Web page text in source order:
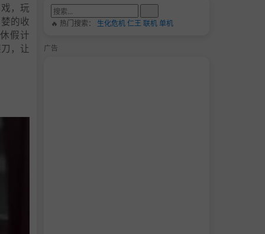
，玩
的收
假计
，让
🔥 热门搜索： 生化危机仁王 联机单机
广告